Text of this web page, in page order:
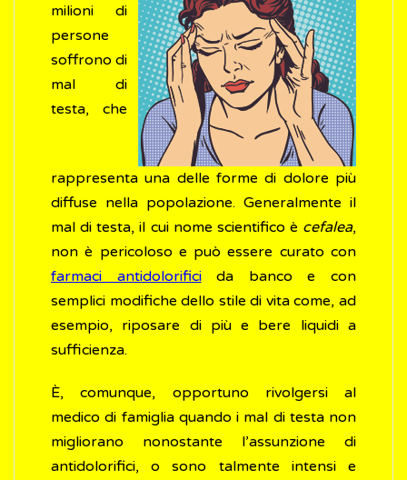
milioni di
persone
soffrono di
mal di
testa, che
rappresenta una delle forme di dolore più
diffuse nella popolazione. Generalmente il
mal di testa, il cui nome scientifico è cefalea,
non è pericoloso e può essere curato con
farmaci antidolorificida banco e con
semplici modifiche dello stile di vita come, ad
esempio, riposare di più e bere liquidi a
sufficienza.
È, comunque, opportuno rivolgersi al
medico di famiglia quando i mal di testa non
migliorano nonostante l’assunzione di
antidolorifici, o sono talmente intensi e